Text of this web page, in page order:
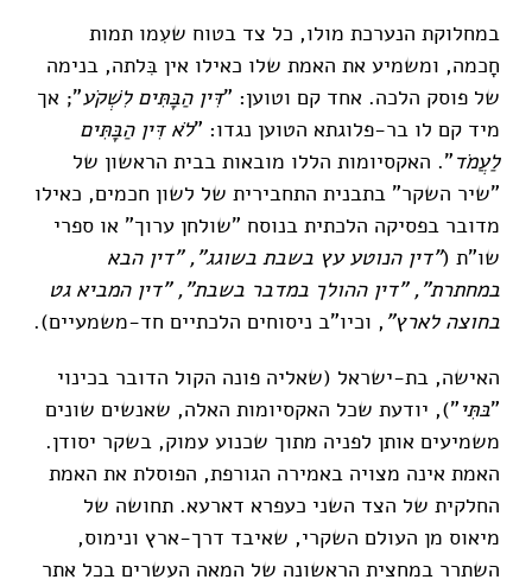
במחלוקת הנערכת מולו, כל צד בטוח שעִמו תמות
חָכמה, ומשמיע את האמת שלו כאילו אין בִּלתה, בנימה
של פוסק הלכה. אחד קם וטוען: "דִּין הַבָּתִּים לִשְׁקֹע"; אך
מיד קם לו בר-פלוגתא הטוען נגדו: "לֹא דִּין הַבָּתִּים
לַעֲמֹד". האקסיומות הללו מובאות בבית הראשון של
"שיר השקר" בתבנית התחבירית של לשון חכמים, כאילו
מדובר בפסיקה הלכתית בנוסח "שולחן ערוך" או ספרי
שו"ת ("דין הנוטע עץ בשבת בשוגג", "דין הבא
במחתרת", "דין ההולך במדבר בשבת", "דין המביא גט
בחוצה לארץ" , וכיו"ב ניסוחים הלכתיים חד-משמעיים).
האישה, בת-ישראל (שאליה פונה הקול הדובר בכינוי
"בּתִּי"), יודעת שכל האקסיומות האלה, שאנשים שונים
משמיעים אותן לפניה מתוך שכנוע עמוק, בשקר יסודן.
האמת אינה מצויה באמירה הגורפת, הפוסלת את האמת
החלקית של הצד השני כעפרא דארעא. תחושה של
מיאוס מן העולם השקרי, שאיבד דרך-ארץ ונימוס,
השתרר במחצית הראשונה של המאה העשרים בכל אתר